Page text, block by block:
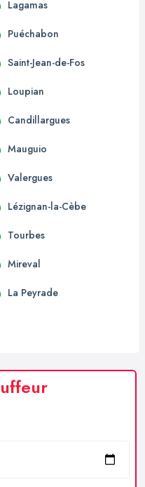
Lagamas
Puéchabon
Saint-Jean-de-Fos
Loupian
Candillargues
Mauguio
Valergues
Lézignan-la-Cèbe
Tourbes
Mireval
La Peyrade